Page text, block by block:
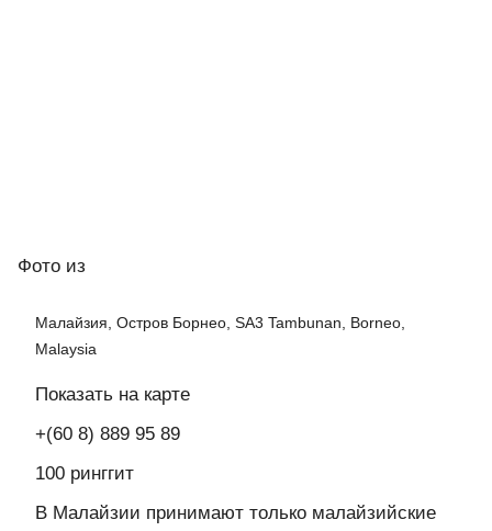
Фото из
Малайзия, Остров Борнео, SA3 Tambunan, Borneo,
Malaysia
Показать на карте
+(60 8) 889 95 89
100 ринггит
В Малайзии принимают только малайзийские